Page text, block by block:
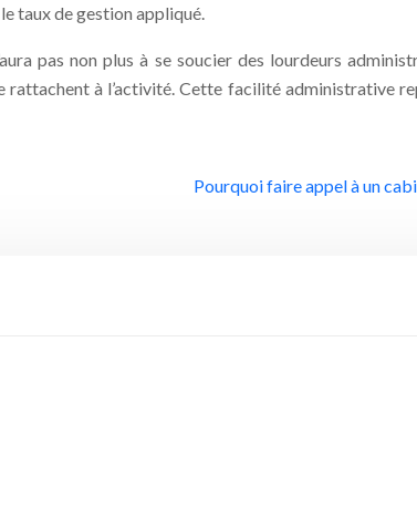
taux de gestion appliqué.
pas non plus à se soucier des lourdeurs
à l’activité. Cette facilité administrative
Pourquoi faire appel à un